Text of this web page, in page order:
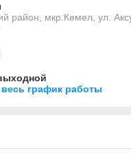
район, мкр.Кемел, ул.
весь график работы